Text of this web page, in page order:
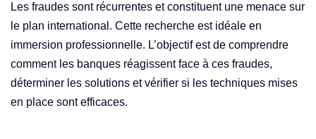
Les fraudes sont récurrentes et constituent une menace sur
le plan international. Cette recherche est idéale en
immersion professionnelle. L’objectif est de comprendre
comment les banques réagissent face à ces fraudes,
déterminer les solutions et vérifier si les techniques mises
en place sont efficaces.